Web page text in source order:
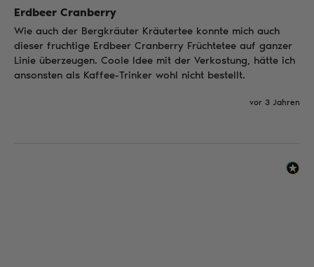
Erdbeer Cranberry
Wie auch der Bergkräuter Kräutertee konnte mich auch
dieser fruchtige Erdbeer Cranberry Früchtetee auf ganzer
Linie überzeugen. Coole Idee mit der Verkostung, hätte ich
ansonsten als Kaffee-Trinker wohl nicht bestellt.
vor 3 Jahren